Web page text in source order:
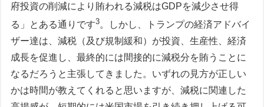
府投資の削減により賄われる減税はGDPを減少させ得
る」とある通りです3。しかし、トランプの経済アドバイ
ザー達は、減税（及び規制緩和）が投資、生産性、経済
成長を促進し、最終的には間接的に減税分を賄うことに
なるだろうと主張してきました。いずれの見方が正しい
かは時間が教えてくれると思いますが、減税に関連した